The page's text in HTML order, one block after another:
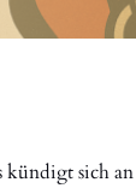
kündigt sich an